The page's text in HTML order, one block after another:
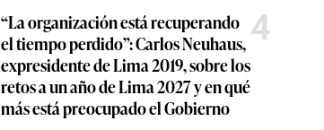
“La organización está recuperando
el tiempo perdido”: Carlos Neuhaus,
expresidente de Lima 2019, sobre los
retos a un año de Lima 2027 y en qué
más está preocupado el Gobierno
4